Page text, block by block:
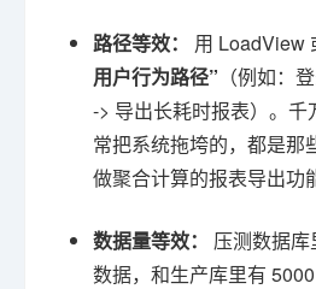
路径等效： 用 LoadView
用户行为路径” （例如：
-> 导出长耗时报表）。
常把系统拖垮的，都是那
做聚合计算的报表导出功
数据量等效：
压测数据
数据，和生产库里有